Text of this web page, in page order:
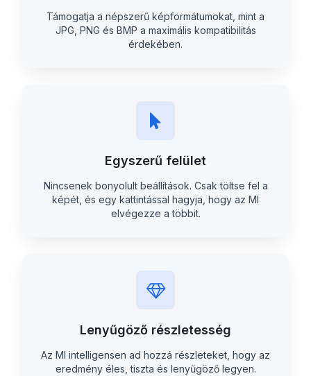
Támogatja a népszerű képformátumokat, mint a
JPG, PNG és BMP a maximális kompatibilitás
érdekében.
Egyszerű felület
Nincsenek bonyolult beállítások. Csak töltse fel a
képét, és egy kattintással hagyja, hogy az MI
elvégezze a többit.
Lenyűgöző részletesség
Az MI intelligensen ad hozzá részleteket, hogy az
eredmény éles, tiszta és lenyűgöző legyen.